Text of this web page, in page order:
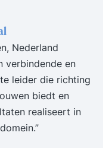
Nederland
verbindende en
leider die richting
biedt en
realiseert in